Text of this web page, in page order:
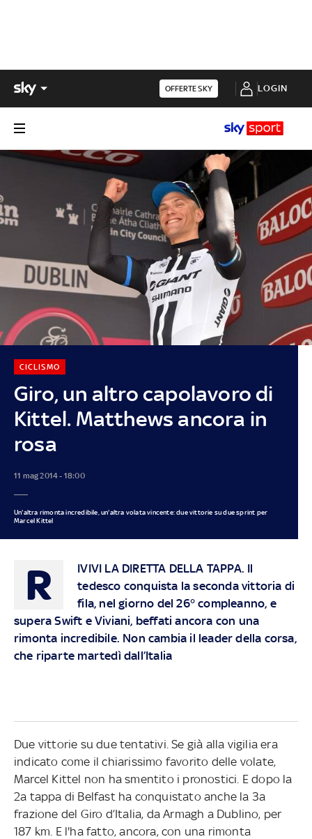
OFFERTE SKY LOGIN
Giro, un altro capolavoro di
Kittel. Matthews ancora in
rosa
CICLISMO
11 mag 2014 - 18:00
Un'altra rimonta incredibile, un'altra volata vincente: due vittorie su due sprint per
Marcel Kittel
R IVIVI LA DIRETTA DELLA TAPPA. Il
tedesco conquista la seconda vittoria di
fila, nel giorno del 26° compleanno, e
supera Swift e Viviani, beffati ancora con una
rimonta incredibile. Non cambia il leader della corsa,
che riparte martedì dall’Italia
Due vittorie su due tentativi. Se già alla vigilia era
indicato come il chiarissimo favorito delle volate,
Marcel Kittel non ha smentito i pronostici. E dopo la
2a tappa di Belfast ha conquistato anche la 3a
frazione del Giro d’Italia, da Armagh a Dublino, per
187 km. E l'ha fatto, ancora, con una rimonta